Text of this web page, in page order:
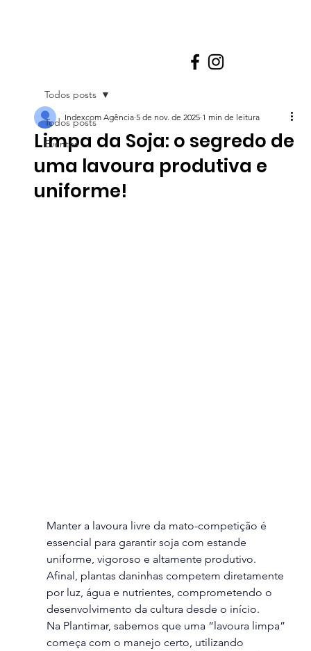
Todos posts
Eventos
Todos posts
Limpa da Soja: o segredo de
uma lavoura produtiva e
uniforme!
Indexcom Agência 5 de nov. de 2025 1 min de leitura
Manter a lavoura livre da mato-competição é
essencial para garantir soja com estande
uniforme, vigoroso e altamente produtivo.
Afinal, plantas daninhas competem diretamente
por luz, água e nutrientes, comprometendo o
desenvolvimento da cultura desde o início.
Na Plantimar, sabemos que uma “lavoura limpa”
começa com o manejo certo, utilizando